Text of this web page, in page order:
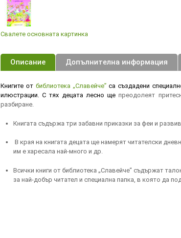
Свалете основната картинка
Описание Допълнителна информация
Книгите от библиотека „Славейче” са създадени
илюстрации. С тях децата лесно щепреодолеят
разбиране.
Книгата съдържа три забавни приказки за феи и
В края на книгата децата ще намерят читателски
им е харесала най-много и др.
Всички книги от библиотека „Славейче” съдържат
за най-добър читател и специална папка, в която да